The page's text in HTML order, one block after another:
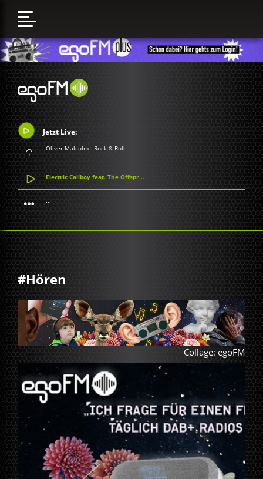
Jetzt Live:
Oliver Malcolm - Rock & Roll
Electric Callboy feat. The Offspring - Let The Good Times Roll
...
#Hören
Collage: egoFM